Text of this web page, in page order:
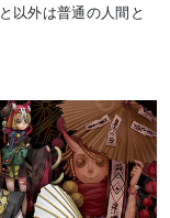
以外は普通の人間と